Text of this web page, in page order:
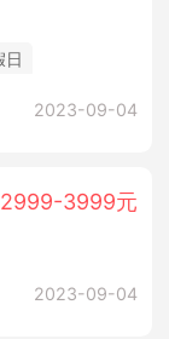
日
2023-09-04
2999-3999元
2023-09-04